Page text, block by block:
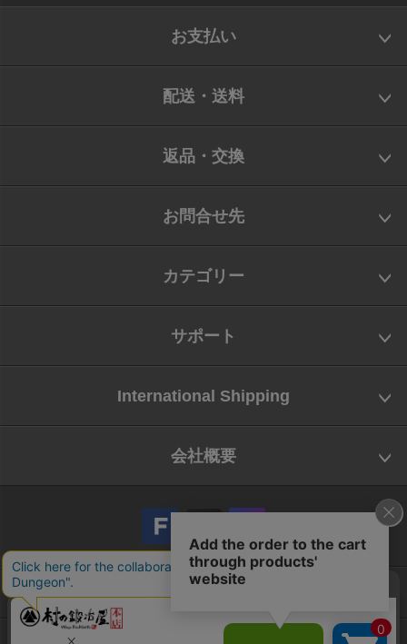
お支払い
配送・送料
返品・交換
お問合せ先
カテゴリー
サポート
International Shipping
会社概要
会社概要